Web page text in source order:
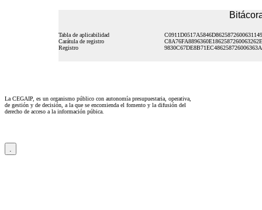
Tabla de aplicabilidad
C0911D0517A5846D8625872600631149
Carátula de registro
C8A76FA8896360E1862587260063262E
Registro
La CEGAIP, es un organismo público con autonomía presupuestaria, operativa,
de gestión y de decisión, a la que se encomienda el fomento y la difusión del
derecho de acceso a la información púbica.